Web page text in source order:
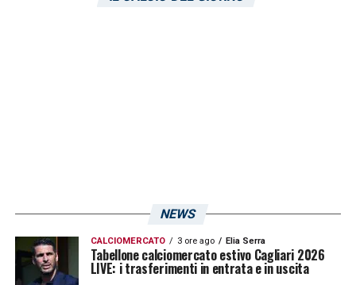
NEWS
CALCIOMERCATO 3 ore ago Elia Serra
Tabellone calciomercato estivo Cagliari 2026
LIVE: i trasferimenti in entrata e in uscita